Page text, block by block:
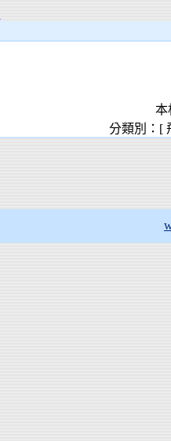
本
分類別：[